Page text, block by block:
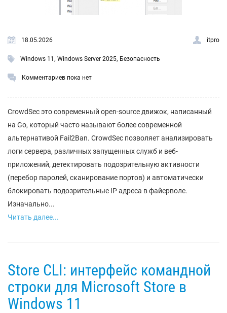
18.05.2026 itpro
Windows 11 , Windows Server 2025, Безопасность
Комментариев пока нет
CrowdSec это современный open-source движок, написанный
на Go, который часто называют более современной
альтернативой Fail2Ban. CrowdSec позволяет анализировать
логи сервера, различных запущенных служб и веб-
приложений, детектировать подозрительную активности
(перебор паролей, сканирование портов) и автоматически
блокировать подозрительные IP адреса в файерволе.
Изначально...
Читать далее...
Store CLI: интерфейс командной
строки для Microsoft Store в
Windows 11